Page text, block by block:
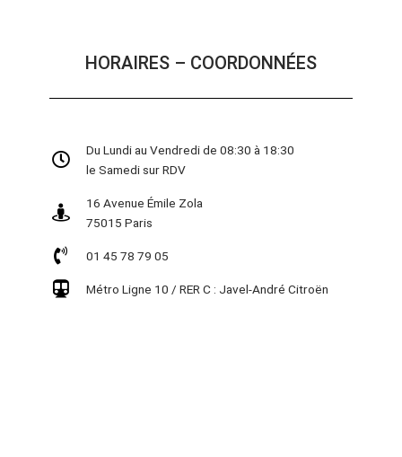
HORAIRES – COORDONNÉES
Du Lundi au Vendredi de 08:30 à 18:30
le Samedi sur RDV
16 Avenue Émile Zola
75015 Paris
01 45 78 79 05
Métro Ligne 10 / RER C : Javel-André Citroën